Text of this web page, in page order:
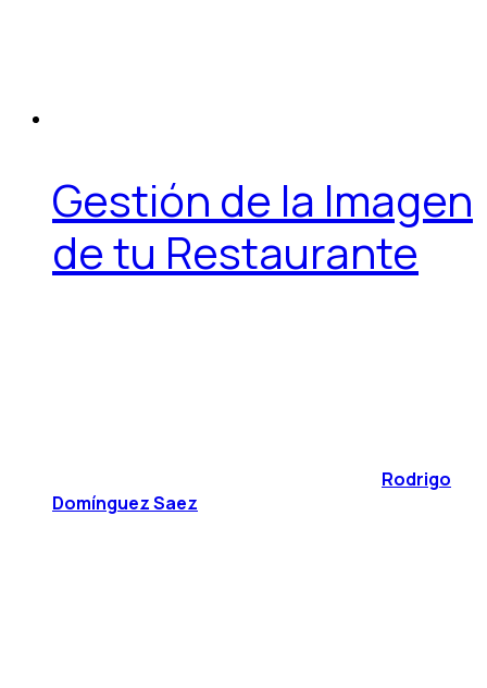
Gestión de la Imagen
de tu Restaurante
Rodrigo
Domínguez Saez